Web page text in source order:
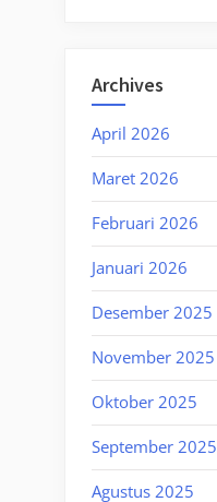
Archives
April 2026
Maret 2026
Februari 2026
Januari 2026
Desember 2025
November 2025
Oktober 2025
September 2025
Agustus 2025